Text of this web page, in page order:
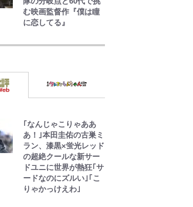
む映画監督作『僕は瞳
に恋してる』
ジャンルはそろそろ終
1万円超えも「納得のク
らしい世界に祝福
を！』10万針以上の密
度で再現された“めぐみ
ん刺繍ワークシャツ”に
ファンも感動
「カルチャーは引用の
｢なんじゃこりゃああ
あ！｣本田圭佑の古巣ミ
ラン、漆黒×蛍光レッド
の超絶クールな新サー
ドユニに世界が熱狂｢サ
ードなのにズルい｣｢こ
りゃかっけえわ｣